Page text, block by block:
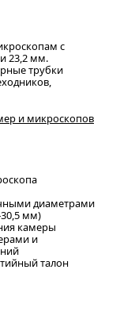
с
23,2 мм.
трубки
и микроскопов
диаметрами
мм)
камеры
и
талон